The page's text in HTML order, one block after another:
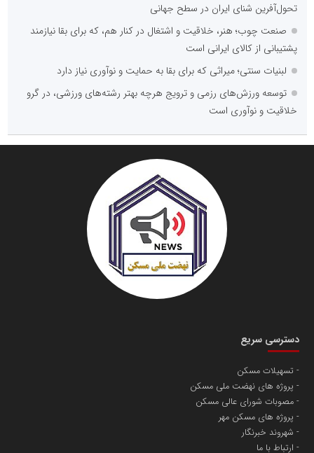
تحول‌آفرین شنای ایران در سطح جهانی
صنعت چوب؛ هنر، خلاقیت و اشتغال در کنار هم، که برای بقا نیازمند
پشتیبانی از کالای ایرانی است
لبنیات سنتی؛ میراثی که برای بقا به حمایت و نوآوری نیاز دارد
توسعه ورزش‌های رزمی و ترویج هرچه بهتر رشته‌های ورزشی، در گرو
خلاقیت و نوآوری است
دسترسی سریع
تسهیلات مسکن
پروژه های نهضت ملی مسکن
مصوبات شورای عالی مسکن
پروژه های مسکن مهر
شهروند خبرنگار
ارتباط با ما